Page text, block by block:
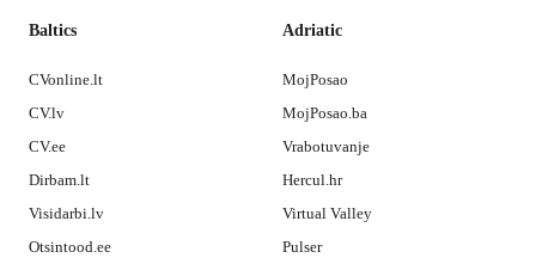
Baltics
CVonline.lt
CV.lv
CV.ee
Dirbam.lt
Visidarbi.lv
Otsintood.ee
Adriatic
MojPosao
MojPosao.ba
Vrabotuvanje
Hercul.hr
Virtual Valley
Pulser